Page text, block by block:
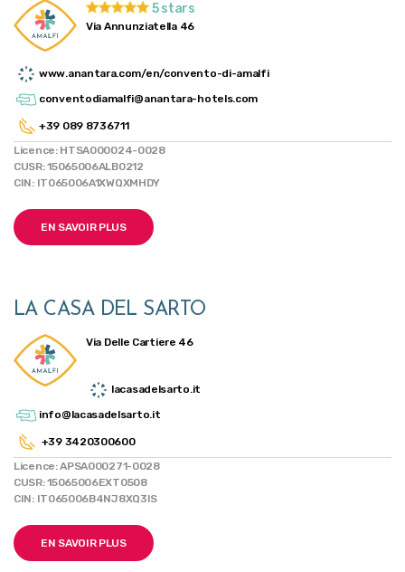
5 stars
Via Annunziatella 46
www.anantara.com/en/convento-di-amalfi
conventodiamalfi@anantara-hotels.com
+39 089 8736711
Licence: HTSA000024-0028
CUSR: 15065006ALB0212
CIN: IT065006A1XWQXMHDY
EN SAVOIR PLUS
LA CASA DEL SARTO
Via Delle Cartiere 46
lacasadelsarto.it
info@lacasadelsarto.it
+39 3420300600
Licence: APSA000271-0028
CUSR: 15065006EXT0508
CIN: IT065006B4NJ8XQ3IS
EN SAVOIR PLUS